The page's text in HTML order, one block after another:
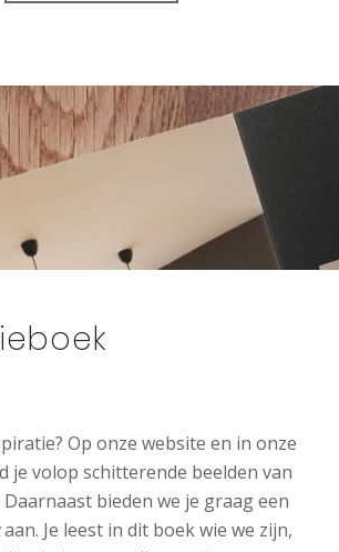
Op onze website en in onze
je volop schitterende beelden van
bieden we je graag een
aan. Je leest in dit boek wie we zijn,